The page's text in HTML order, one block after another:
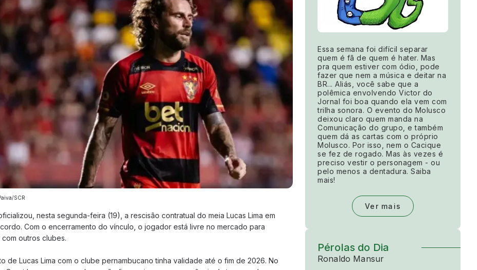
SCR
nesta segunda-feira (19), a rescisão contratual do meia Lucas Lima em
Com o encerramento do vínculo, o jogador está livre no mercado para
outros clubes.
de Lucas Lima com o clube pernambucano tinha validade até o fim de 2026. No
Essa semana foi difícil separar
quem é fã de quem é hater. Mas
pra quem estiver com ódio, pode
fazer que nem a música e deitar na
BR... Aliás, você sabe que a
polêmica envolvendo Victor do
Jornal foi boa quando ela vem com
trilha sonora. O evento do Molusco
deixou claro quem manda na
Comunicação do grupo, e também
quem dá as cartas com o próprio
Molusco. Por isso, nem o Cacique
se fez de rogado. Mas às vezes é
preciso vestir o personagem - ou
pelo menos a dentadura. Saiba
mais!
Ver mais
Pérolas do Dia
Ronaldo Mansur